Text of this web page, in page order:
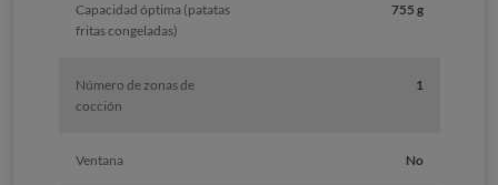
Capacidad óptima (patatas
fritas congeladas)
755 g
Número de zonas de
cocción
1
Ventana No